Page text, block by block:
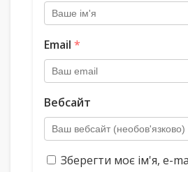
Email *
Вебсайт
Зберегти моє ім'я, e-